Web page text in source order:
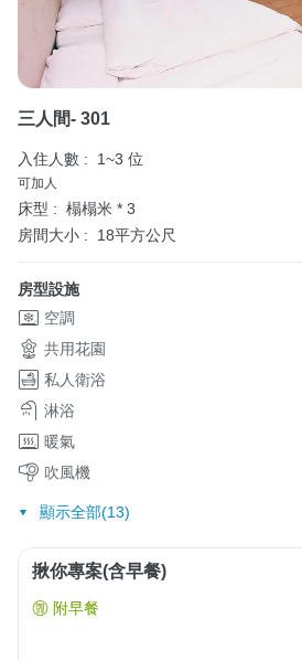
三人間- 301
入住人數 : 1~3 位
可加人
床型 : 榻榻米 * 3
房間大小 :
18平方公尺
房型設施
空調
共用花園
私人衛浴
淋浴
暖氣
吹風機
顯示全部(13)
揪你專案(含早餐)
附早餐